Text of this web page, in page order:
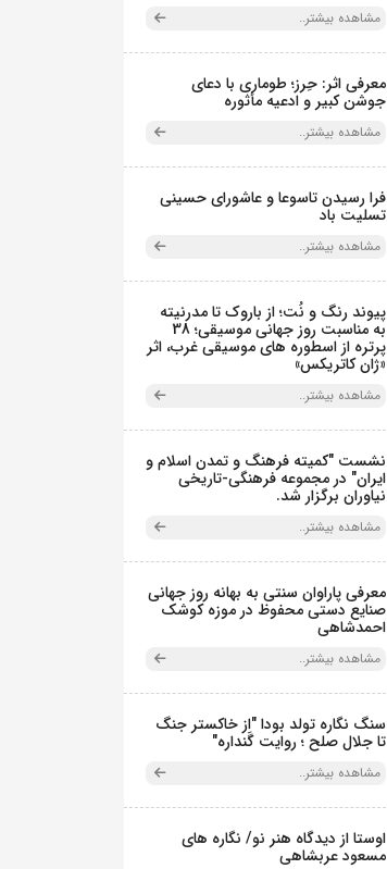
مشاهده بیشتر..
معرفی اثر: حِرز؛ طوماری با دعای
جوشن کبیر و ادعیه مأثوره
مشاهده بیشتر..
فرا رسیدن تاسوعا و عاشورای حسینی
تسلیت باد
مشاهده بیشتر..
پیوند رنگ و نُت؛ از باروک تا مدرنیته
به مناسبت روز جهانی موسیقی؛ 38
پرتره از اسطوره های موسیقی غرب، اثر
«ژان کاتریکس»
مشاهده بیشتر..
نشست "کمیته فرهنگ و تمدن اسلام و
ایران" در مجموعه فرهنگی‌-تاریخی
نیاوران برگزار شد.
مشاهده بیشتر..
معرفی پاراوان سنتی به بهانه روز جهانی
صنایع دستی محفوظ در موزه کوشک
احمدشاهی
مشاهده بیشتر..
سنگ نگاره تولد بودا "از خاکستر جنگ
تا جلال صلح ؛ روایت گَنداره"
مشاهده بیشتر..
اوستا از دیدگاه هنر نو/ نگاره های
مسعود عربشاهی